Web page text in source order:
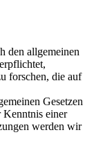
den allgemeinen
forschen, die auf
Gesetzen
Kenntnis einer
werden wir